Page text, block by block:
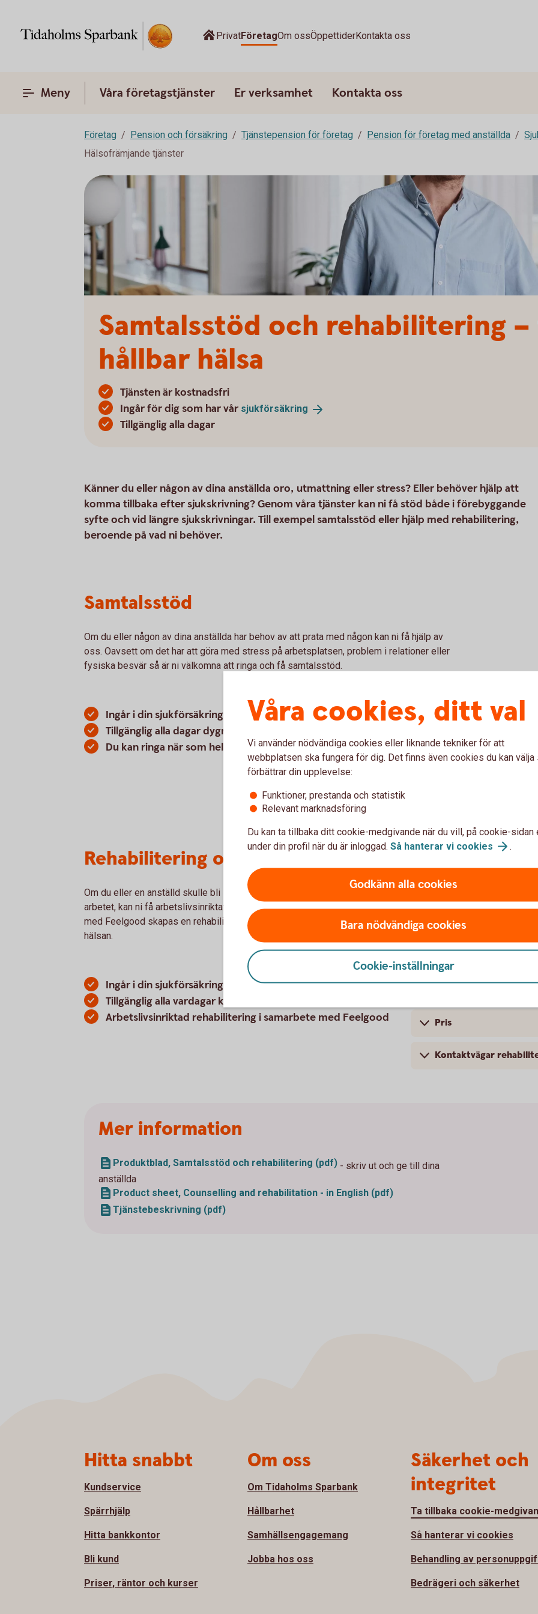
PrivatFöretagOm ossÖppettiderKontakta oss
Meny Våra företagstjänster Er verksamhet Kontakta oss
Företag Pension och försäkring Tjänstepension för företag Pension för företag med anställda
Hälsofrämjande tjänster
Samtalsstöd och rehabilitering
hållbar hälsa
Tjänsten är kostnadsfri
Ingår för dig som har vår sjukförsäkring
Tillgänglig alla dagar
Känner du eller någon av dina anställda oro, utmattning eller stress? Eller behöver hjälp att
komma tillbaka efter sjukskrivning? Genom våra tjänster kan ni få stöd både i förebyggande
syfte och vid längre sjukskrivningar. Till exempel samtalsstöd eller hjälp med rehabilitering,
beroende på vad ni behöver.
Samtalsstöd
Om du eller någon av dina anställda har behov av att prata med någon kan ni få hjälp av
oss. Oavsett om det har att göra med stress på arbetsplatsen, problem i relationer eller
fysiska besvär så är ni välkomna att ringa och få samtalsstöd.
Ingår i din sjukförsäkring
Tillgänglig alla dagar dygnet runt
Du kan ringa när som helst på dygnet och du är anonym
Så fungerar samtalsstöd
Pris
Rehabilitering och rehabiliteringsplan
Om du eller en anställd skulle bli sjukskriven och behöva hjälp att komma tillbaka till
arbetet, kan ni få arbetslivsinriktat rehabiliteringsstöd via sjukförsäkringen. Tillsammans
med Feelgood skapas en rehabiliteringsplan för att komma tillbaka till arbetet - och
hälsan.
Ingår i din sjukförsäkring
Tillgänglig alla vardagar klockan 08.00-17.00
Arbetslivsinriktad rehabilitering i samarbete med Feelgood
Pris
Kontaktvägar
Mer information
Produktblad, Samtalsstöd och rehabilitering (pdf) - skriv ut och ge till dina
anställda
Product sheet, Counselling and rehabilitation - in English (pdf)
Tjänstebeskrivning (pdf)
Våra cookies, ditt val
Vi använder nödvändiga cookies eller liknande tekniker för att
webbplatsen ska fungera för dig. Det finns även cookies du kan välja
förbättrar din upplevelse:
Funktioner, prestanda och statistik
Relevant marknadsföring
Du kan ta tillbaka ditt cookie-medgivande när du vill, på cookie-sidan
under din profil när du är inloggad. Så hanterar vi cookies .
Godkänn alla cookies
Bara nödvändiga cookies
Cookie-inställningar
Hitta snabbt
Kundservice
Spärrhjälp
Hitta bankkontor
Bli kund
Priser, räntor och kurser
Om oss
Om Tidaholms Sparbank
Hållbarhet
Samhällsengagemang
Jobba hos oss
Säkerhet och
integritet
Ta tillbaka cookie-
Så hanterar vi cookies
Behandling av
Bedrägeri och säkerhet